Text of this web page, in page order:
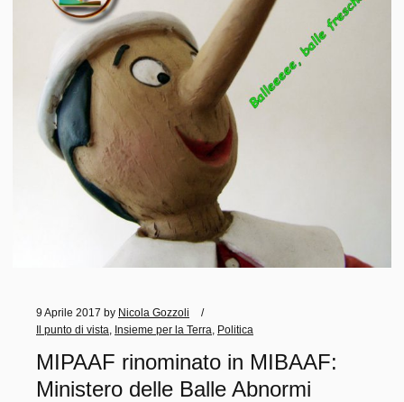
9 Aprile 2017 by Nicola Gozzoli
Il punto di vista
Insieme per la Terra Politica
MIPAAF rinominato in MIBAAF:
Ministero delle Balle Abnormi